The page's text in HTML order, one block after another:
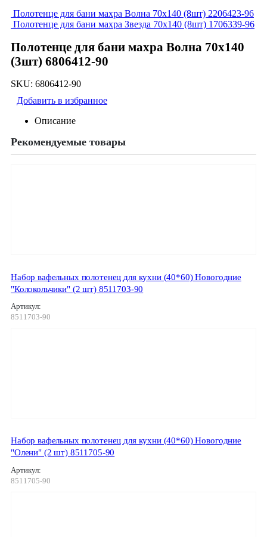
Полотенце для бани махра Волна 70х140 (8шт) 2206423-96
Полотенце для бани махра Звезда 70х140 (8шт) 1706339-96
Полотенце для бани махра Волна 70х140
(3шт) 6806412-90
SKU: 6806412-90
Добавить в избранное
Описание
Рекомендуемые товары
Набор вафельных полотенец для кухни (40*60) Новогодние
"Колокольчики" (2 шт) 8511703-90
Артикул:
8511703-90
Набор вафельных полотенец для кухни (40*60) Новогодние
"Олени" (2 шт) 8511705-90
Артикул:
8511705-90